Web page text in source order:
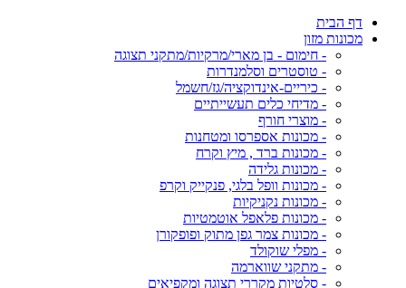
דף הבית
מכונות מזון
- חימום - בן מארי/מרקיות/מתקני תצוגה
- טוסטרים וסלמנדרות
- כיריים-אינדוקציה/גז/חשמל
- מדיחי כלים תעשייתיים
- מוצרי חורף
- מכונות אספרסו ומטחנות
- מכונות ברד , מיץ וקרח
- מכונות גלידה
- מכונות וופל בלגי, פנקייק וקרפ
- מכונות נקניקיות
- מכונות פלאפל אוטמטיות
- מכונות צמר גפן מתוק ופופקורן
- מפלי שוקולד
- מתקני שווארמה
- סלטיות מקררי תצוגה ומקפיאים